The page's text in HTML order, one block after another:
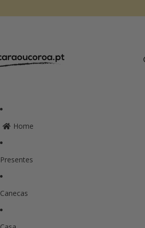
Home
Presentes
Canecas